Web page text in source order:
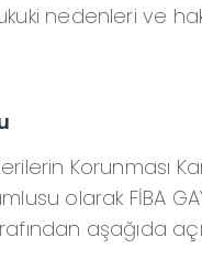
nedenleri ve
Korunması
olarak FİBA
tarafından